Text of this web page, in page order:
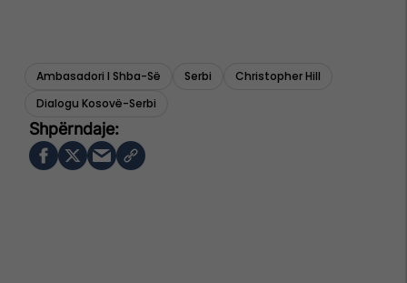
Ambasadori I Shba-Së Serbi
Christopher Hill
Dialogu Kosovë-Serbi